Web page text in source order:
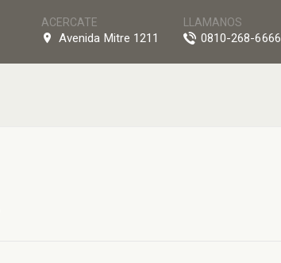
LLAMANOS
0810-268-6666
ACERCATE
Avenida Mitre 1211